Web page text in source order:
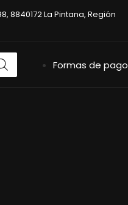
8840172 La Pintana, Región
Formas de pago